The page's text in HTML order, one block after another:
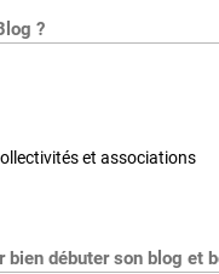
?
et associations
bien débuter son blog et